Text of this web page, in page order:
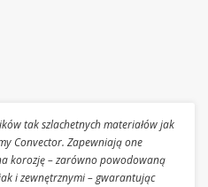
tak szlachetnych materiałów jak
Convector. Zapewniają one
korozję – zarówno powodowaną
i zewnętrznymi – gwarantując